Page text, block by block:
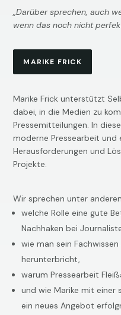
„Darüber sprechen, auch
wenn das noch nicht
MARIKE FRICK
Marike Frick unterstützt
dabei, in die Medien zu
Pressemitteilungen. In
moderne Pressearbeit und
Herausforderungen und
Projekte.
Wir sprechen unter
welche Rolle eine gute
Nachhaken bei
wie man sein
herunterbricht,
warum Pressearbeit
und wie Marike mit einer
ein neues Angebot